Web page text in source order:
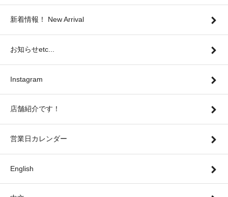
新着情報！ New Arrival
お知らせetc...
Instagram
店舗紹介です！
営業日カレンダー
English